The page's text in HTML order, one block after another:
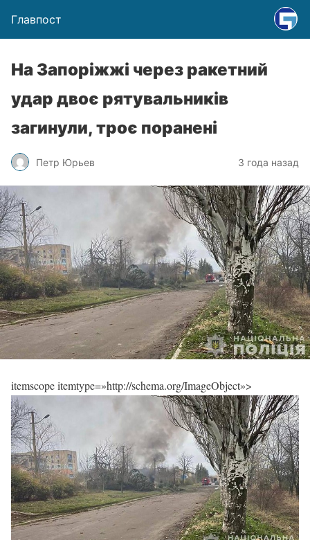
Главпост
На Запоріжжі через ракетний
удар двоє рятувальників
загинули, троє поранені
Петр Юрьев 3 года назад
itemscope itemtype=»http://schema.org/ImageObject»>